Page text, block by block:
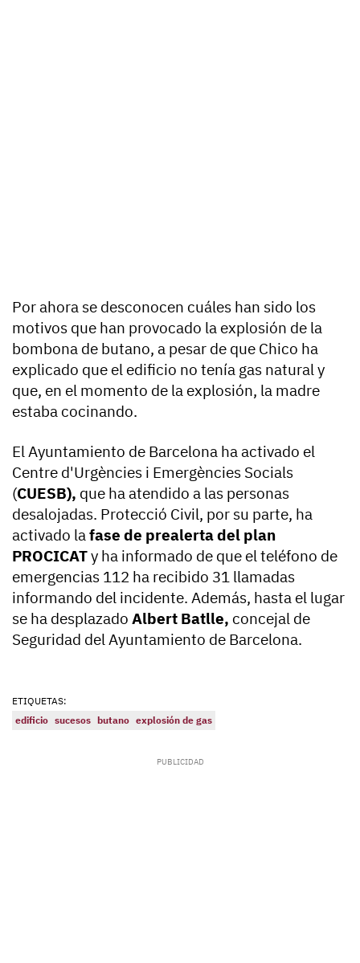
Por ahora se desconocen cuáles han sido los
motivos que han provocado la explosión de la
bombona de butano, a pesar de que Chico ha
explicado que el edificio no tenía gas natural y
que, en el momento de la explosión, la madre
estaba cocinando.
El Ayuntamiento de Barcelona ha activado el
Centre d'Urgències i Emergències Socials
(CUESB), que ha atendido a las personas
desalojadas. Protecció Civil, por su parte, ha
activado lafase de prealerta del plan
PROCICATy ha informado de que el teléfono de
emergencias 112 ha recibido 31 llamadas
informando del incidente. Además, hasta el lugar
se ha desplazado Albert Batlle, concejal de
Seguridad del Ayuntamiento de Barcelona.
ETIQUETAS:
edificio sucesos butano explosión de gas